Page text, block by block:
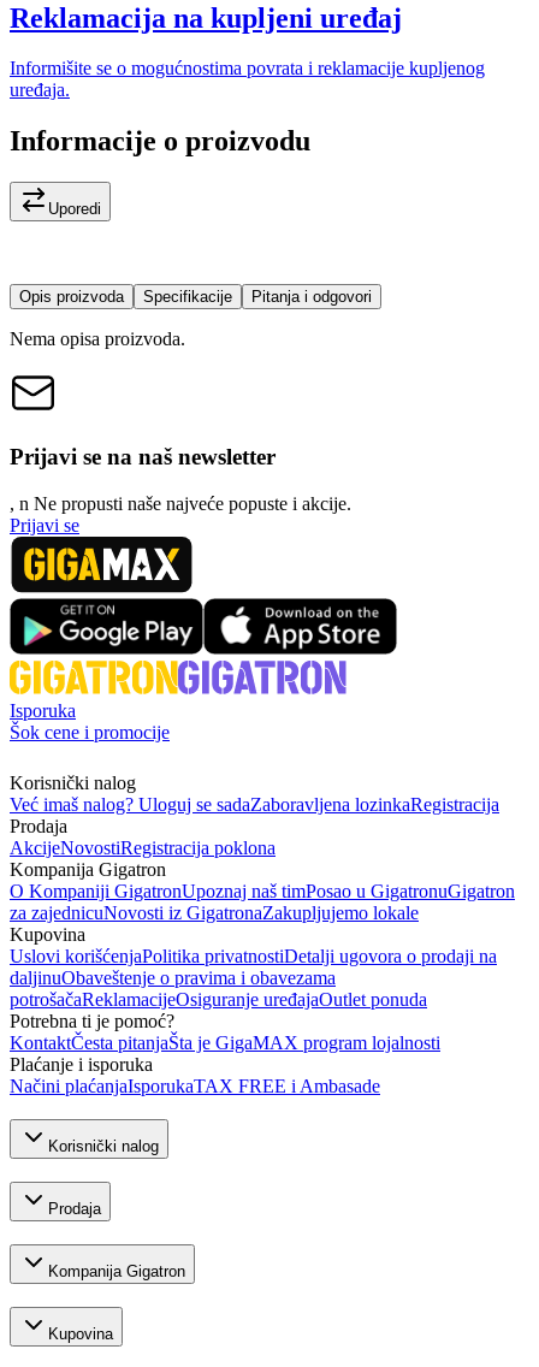
Reklamacija na kupljeni uređaj
Informišite se o mogućnostima povrata i reklamacije kupljenog
uređaja.
Informacije o proizvodu
Uporedi
Opis proizvoda Specifikacije Pitanja i odgovori
Nema opisa proizvoda.
Prijavi se na naš newsletter
, n Ne propusti naše najveće popuste i akcije.
Prijavi se
Isporuka
Šok cene i promocije
Korisnički nalog
Već imaš nalog? Uloguj se sadaZaboravljena lozinkaRegistracija
Prodaja
AkcijeNovostiRegistracija poklona
Kompanija Gigatron
O Kompaniji GigatronUpoznaj naš timPosao u GigatronuGigatron
za zajednicuNovosti iz GigatronaZakupljujemo lokale
Kupovina
Uslovi korišćenjaPolitika privatnostiDetalji ugovora o prodaji na
daljinuObaveštenje o pravima i obavezama
potrošačaReklamacijeOsiguranje uređajaOutlet ponuda
Potrebna ti je pomoć?
KontaktČesta pitanjaŠta je GigaMAX program lojalnosti
Plaćanje i isporuka
Načini plaćanjaIsporukaTAX FREE i Ambasade
Korisnički nalog
Prodaja
Kompanija Gigatron
Kupovina